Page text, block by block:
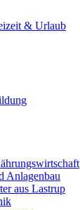
& Urlaub
Anlagenbau
aus Lastrup